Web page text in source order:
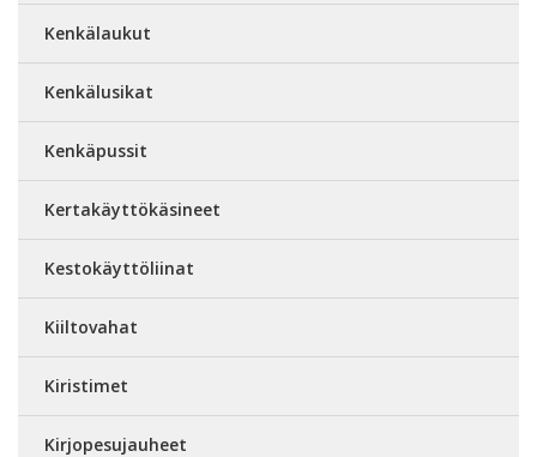
Kenkälaukut
Kenkälusikat
Kenkäpussit
Kertakäyttökäsineet
Kestokäyttöliinat
Kiiltovahat
Kiristimet
Kirjopesujauheet